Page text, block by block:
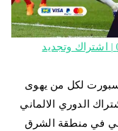
اشتراك الدوري الالماني | 0096555404241 | اشتراك وتجديد
سبورت لكل من يهوى
الدوري الالماني
في منطقة الشرق